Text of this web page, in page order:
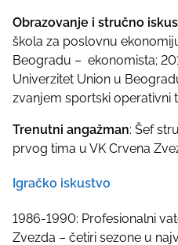
Obrazovanje i stručno
škola za poslovnu
Beogradu – ekonomista;
Univerzitet Union u
zvanjem sportski operativni
Trenutni angažman: Šef
prvog tima u VK Crvena
Igračko iskustvo
1986-1990: Profesionalni
Zvezda – četiri sezone u